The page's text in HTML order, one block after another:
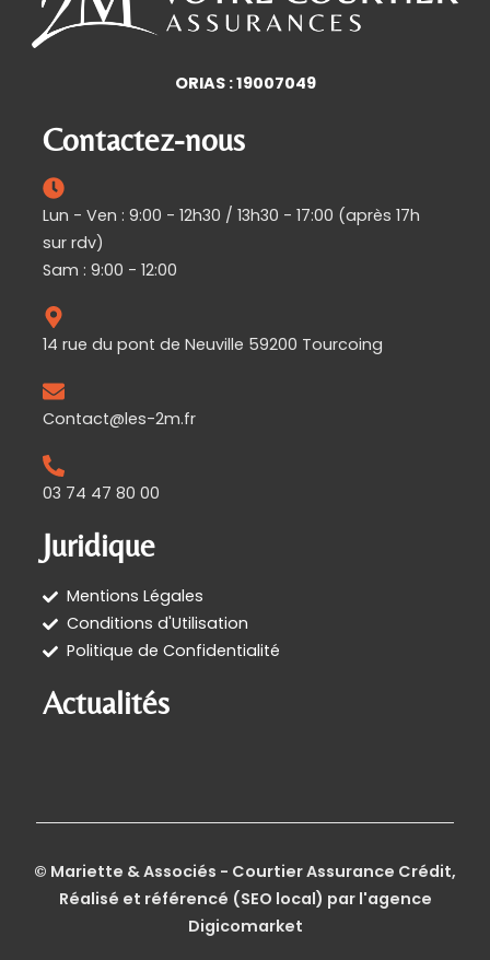
ORIAS : 19007049
Contactez-nous
Lun - Ven : 9:00 - 12h30 / 13h30 - 17:00 (après 17h
sur rdv)
Sam : 9:00 - 12:00
14 rue du pont de Neuville 59200 Tourcoing
Contact@les-2m.fr
03 74 47 80 00
Juridique
Mentions Légales
Conditions d'Utilisation
Politique de Confidentialité
Actualités
© Mariette & Associés - Courtier Assurance Crédit,
Réalisé et référencé (SEO local) par l'agence
Digicomarket